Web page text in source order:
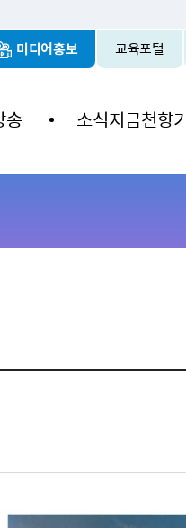
미디어홍보 교육포털
송 소식지금천향